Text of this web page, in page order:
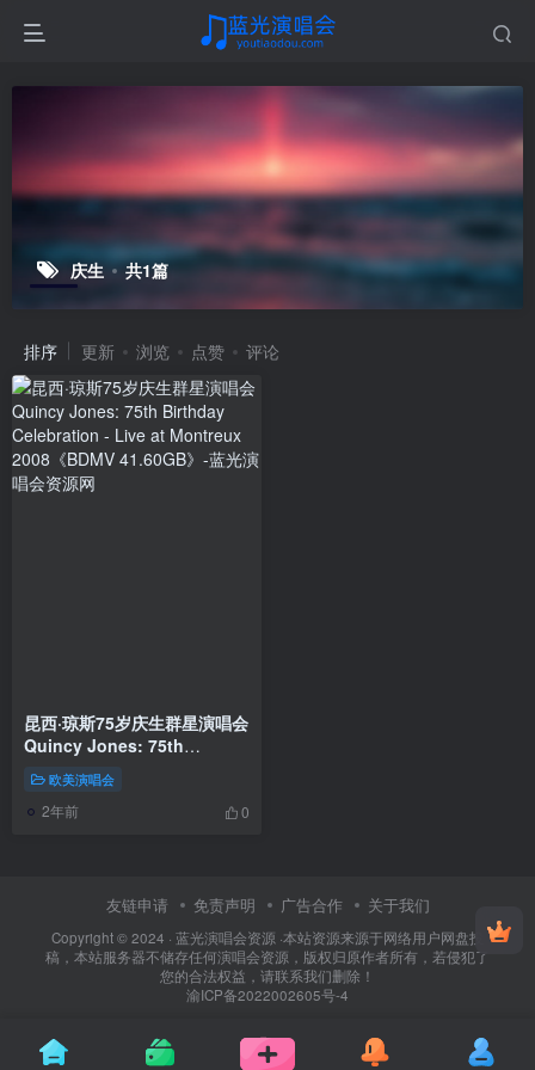
庆生 共1篇
排序 更新 浏览 点赞 评论
昆西·琼斯75岁庆生群星演唱会
Quincy Jones: 75th
Birthday Celebration – Live
at Montreux 2008《BDMV
41.60GB》
欧美演唱会
2年前 0
友链申请 免责声明 广告合作 关于我们
Copyright © 2024 · 蓝光演唱会资源 ·本站资源来源于网络用户网盘投
稿，本站服务器不储存任何演唱会资源，版权归原作者所有，若侵犯了
您的合法权益，请联系我们删除！
渝ICP备2022002605号-4